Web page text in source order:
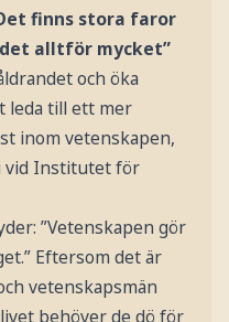
finns stora faror
alltför mycket”
och öka
leda till ett mer
inom vetenskapen,
vid Institutet för
”Vetenskapen gör
Eftersom det är
vetenskapsmän
behöver de dö för